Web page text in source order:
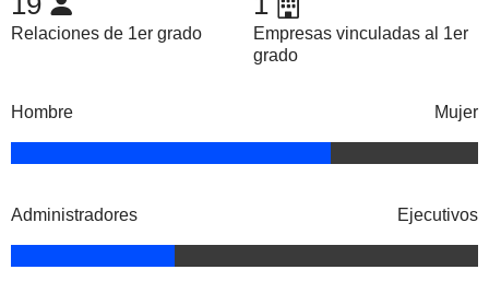
Relaciones de 1er grado
Empresas vinculadas al 1er
grado
Hombre Mujer
Administradores Ejecutivos